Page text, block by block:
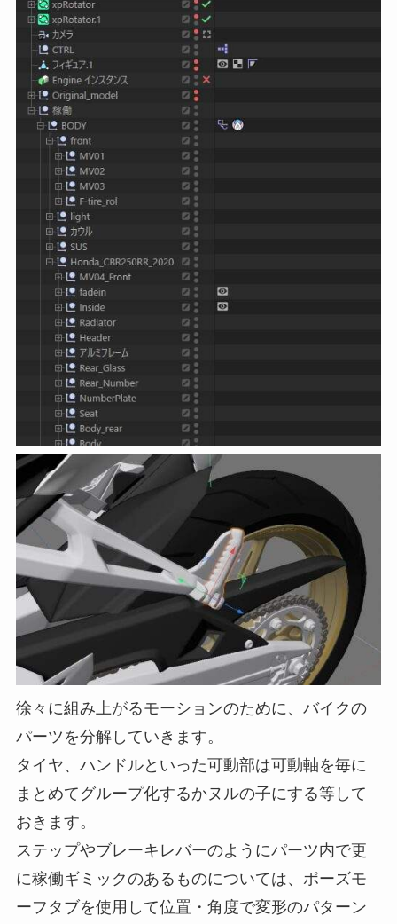
徐々に組み上がるモーションのために、バイクの
パーツを分解していきます。
タイヤ、ハンドルといった可動部は可動軸を毎に
まとめてグループ化するかヌルの子にする等して
おきます。
ステップやブレーキレバーのようにパーツ内で更
に稼働ギミックのあるものについては、ポーズモ
ーフタブを使用して位置・角度で変形のパターン